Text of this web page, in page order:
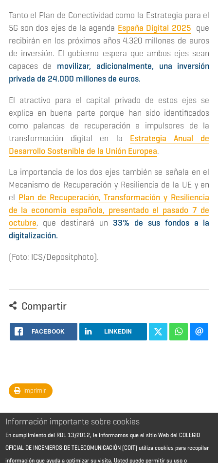
Tanto el Plan de Conectividad como la Estrategia para el
5G son dos ejes de la agenda España Digital 2025 que
recibirán en los próximos años 4.320 millones de euros
de inversión. El gobierno espera que ambos ejes sean
capaces de movilizar, adicionalmente, una inversión
privada de 24.000 millones de euros.
El atractivo para el capital privado de estos ejes se
explica en buena parte porque han sido identificados
como palancas de recuperación e impulsores de la
transformación digital en la Estrategia Anual de
Desarrollo Sostenible de la Unión Europea.
La importancia de los dos ejes también se señala en el
Mecanismo de Recuperación y Resiliencia de la UE y en
el Plan de Recuperación, Transformación y Resiliencia
de la economía española, presentado el pasado 7 de
octubre, que destinará un 33% de sus fondos a la
digitalización.
(Foto: ICS/Depositphoto).
Compartir
FACEBOOK LINKEDIN
Imprimir
Información importante sobre cookies
En cumplimiento del RDL 13/2012, le informamos que el sitio Web del COLEGIO
OFICIAL DE INGENIEROS DE TELECOMUNICACIÓN (COIT) utiliza cookies para recopilar
información que ayuda a optimizar su visita. Usted puede permitir su uso o